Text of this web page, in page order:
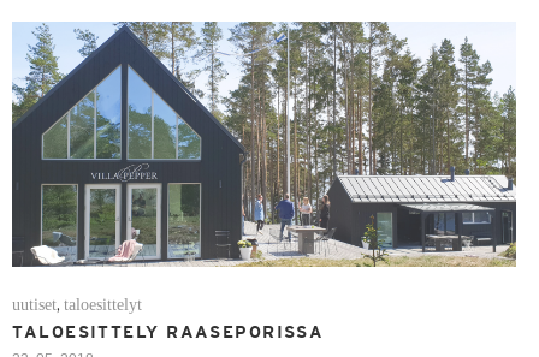
uutiset,taloesittelyt
TALOESITTELY RAASEPORISSA